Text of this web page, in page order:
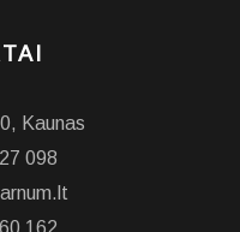
Kaunas
098